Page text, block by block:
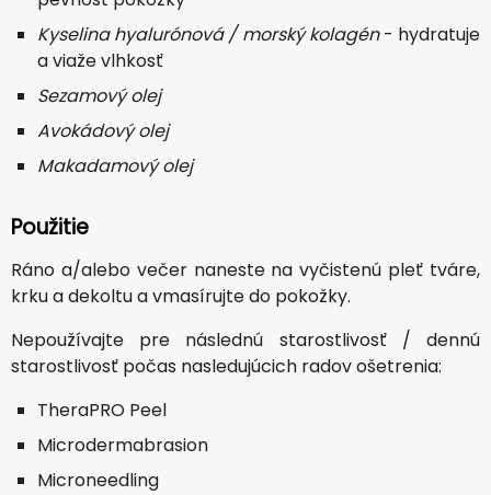
Kyselina hyalurónová / morský kolagén- hydratuje
a viaže vlhkosť
Sezamový olej
Avokádový olej
Makadamový olej
Použitie
Ráno a/alebo večer naneste na vyčistenú pleť tváre,
krku a dekoltu a vmasírujte do pokožky.
Nepoužívajte pre následnú starostlivosť / dennú
starostlivosť počas nasledujúcich radov ošetrenia:
TheraPRO Peel
Microdermabrasion
Microneedling